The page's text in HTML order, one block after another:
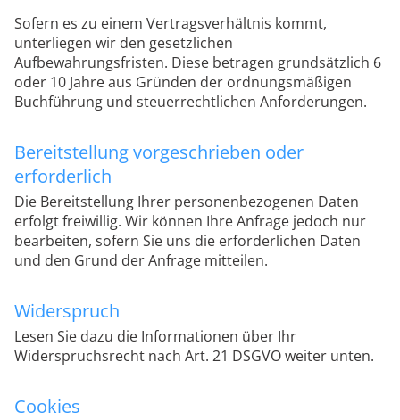
Sofern es zu einem Vertragsverhältnis kommt,
unterliegen wir den gesetzlichen
Aufbewahrungsfristen. Diese betragen grundsätzlich 6
oder 10 Jahre aus Gründen der ordnungsmäßigen
Buchführung und steuerrechtlichen Anforderungen.
Bereitstellung vorgeschrieben oder
erforderlich
Die Bereitstellung Ihrer personenbezogenen Daten
erfolgt freiwillig. Wir können Ihre Anfrage jedoch nur
bearbeiten, sofern Sie uns die erforderlichen Daten
und den Grund der Anfrage mitteilen.
Widerspruch
Lesen Sie dazu die Informationen über Ihr
Widerspruchsrecht nach Art. 21 DSGVO weiter unten.
Cookies